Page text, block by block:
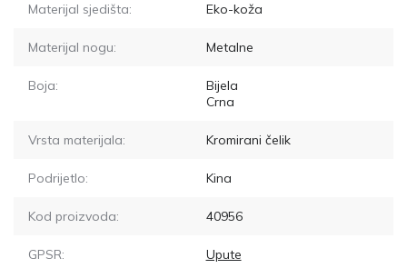
Materijal sjedišta: Eko-koža
Materijal nogu: Metalne
Boja:
Bijela
Crna
Vrsta materijala: Kromirani čelik
Podrijetlo: Kina
Kod proizvoda: 40956
GPSR: Upute